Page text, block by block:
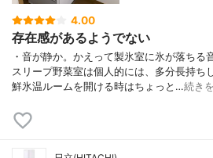
4.00
存在感があるようでない
・音が静か。かえって製氷室に氷が落ちる
スリープ野菜室は個人的には、多分長持ち
鮮氷温ルームを開ける時はちょっと…続き